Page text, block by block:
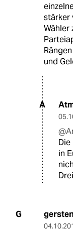
stärker
Wähler
und
A
in
G